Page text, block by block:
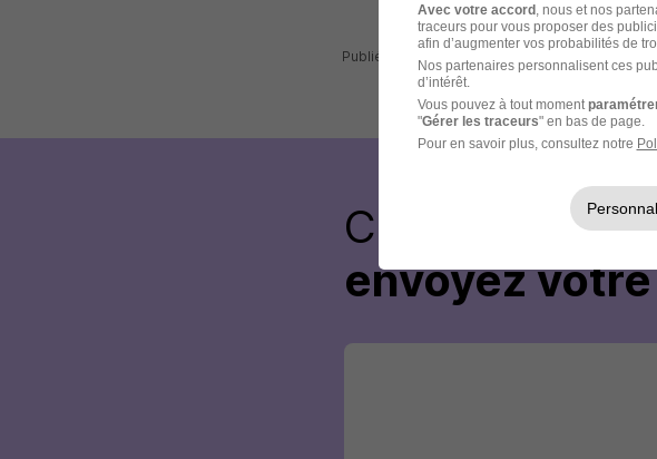
Publiée le 11/07/2026 - Réf : GGU-GV-
Créez votre
envoyez
Avec votre accord, nous et nos
traceurs pour vous proposer des
afin d’augmenter vos probabilités de
Nos partenaires personnalisent ces
d’intérêt.
Vous pouvez à tout moment
"Gérer les traceurs" en bas de page.
Pour en savoir plus, consultez notre